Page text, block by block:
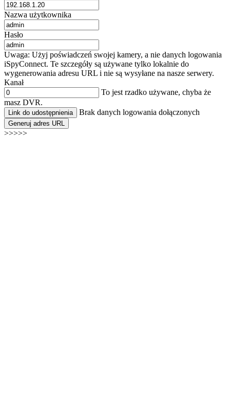
Nazwa użytkownika
Hasło
Uwaga: Użyj poświadczeń swojej kamery, a nie danych logowania
iSpyConnect. Te szczegóły są używane tylko lokalnie do
wygenerowania adresu URL i nie są wysyłane na nasze serwery.
Kanał
To jest rzadko używane, chyba że
masz DVR.
Link do udostępnienia Brak danych logowania dołączonych
Generuj adres URL
>>>>>